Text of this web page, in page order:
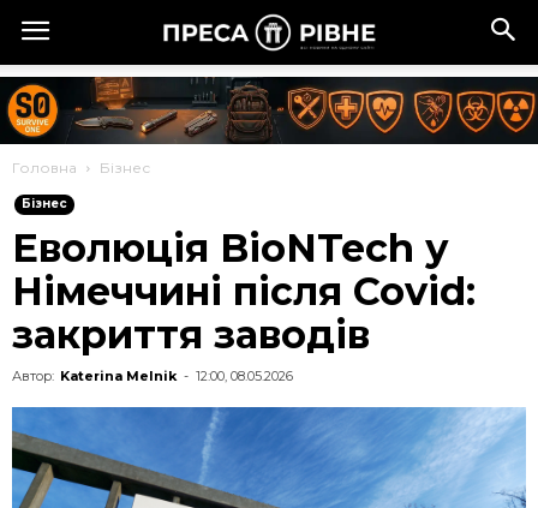
Головна Бізнес
Бізнес
Еволюція BioNTech у
Німеччині після Covid:
закриття заводів
Автор: Katerina Melnik - 12:00, 08.05.2026